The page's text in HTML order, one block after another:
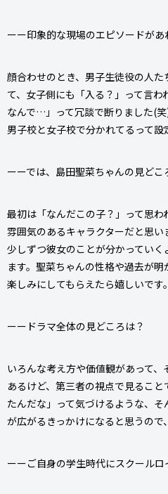
ーー印象的な現場のエピソードがあ
顔合わせのとき、男子生徒役の人
て、女子側にも「入る？」って言
なんで…」って冗談で断りました(
男子校と女子校で分かれてるって設
ーーでは、島田聖菜ちゃんの見どこ
最初は「なんだこの子？」って思
雰囲気のあるキャラクターだと思
少しずつ彼女のことが分かってい
ます。聖菜ちゃんの性格や過去が明
楽しみにしてもらえたら嬉しいです。
ーードラマ全体の見どころは？
いろんな考え方や価値観があって
あるけど、第三者の視点で見るこ
たんだな」って気づけるような、
が広がるきっかけになると思うので
ーーご自身の学生時代にスクール